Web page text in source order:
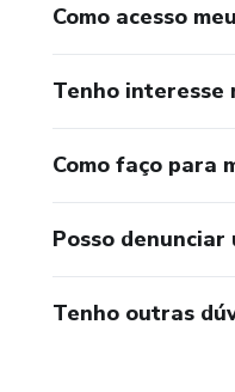
Como acesso
Tenho interesse
Como faço para
Posso
Tenho outras